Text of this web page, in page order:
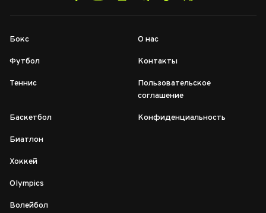
Бокс
Футбол
Теннис
Баскетбол
Биатлон
Хоккей
Olympics
Волейбол
О нас
Контакты
Пользовательское
соглашение
Конфиденциальность